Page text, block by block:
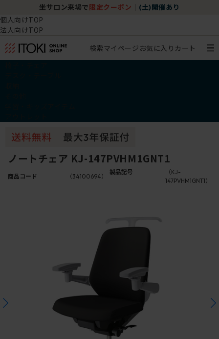
坐サロン来場で 限定クーポン (土)開催あり
個人向けTOP
法人向けTOP
検索マイページ お気に入り カート
ノートチェア KJ-147PVHM1GNT1
商品コード （34100694）
製品記号
（KJ-
147PVHM1GNT1）